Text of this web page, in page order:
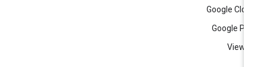
Google
Google
View